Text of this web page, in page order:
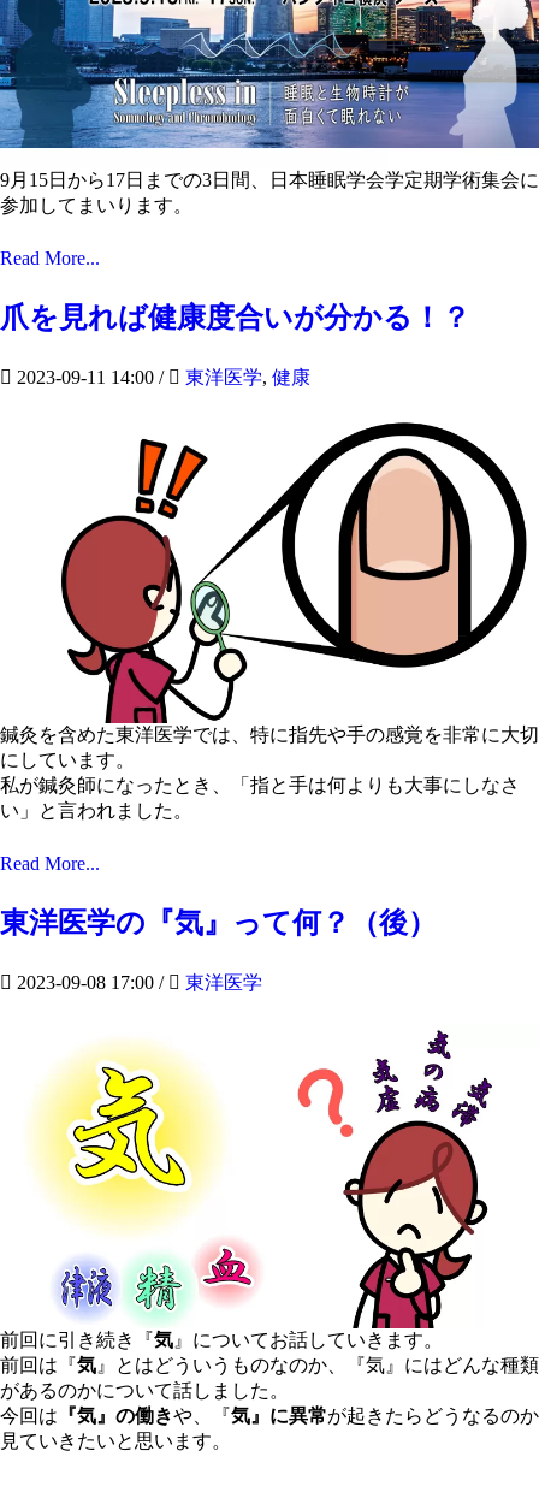
9月15日から17日までの3日間、日本睡眠学会学定期学術集会に
参加してまいります。
Read More...
爪を見れば健康度合いが分かる！？
2023-09-11 14:00 / 東洋医学, 健康
鍼灸を含めた東洋医学では、特に指先や手の感覚を非常に大切
にしています。
私が鍼灸師になったとき、「指と手は何よりも大事にしなさ
い」と言われました。
Read More...
東洋医学の『気』って何？（後）
2023-09-08 17:00 / 東洋医学
前回に引き続き『気 』についてお話していきます。
前回は『気 』とはどういうものなのか、『気』にはどんな種類
があるのかについて話しました。
今回は 『気』の働きや、『気』に異常が起きたらどうなるのか
見ていきたいと思います。